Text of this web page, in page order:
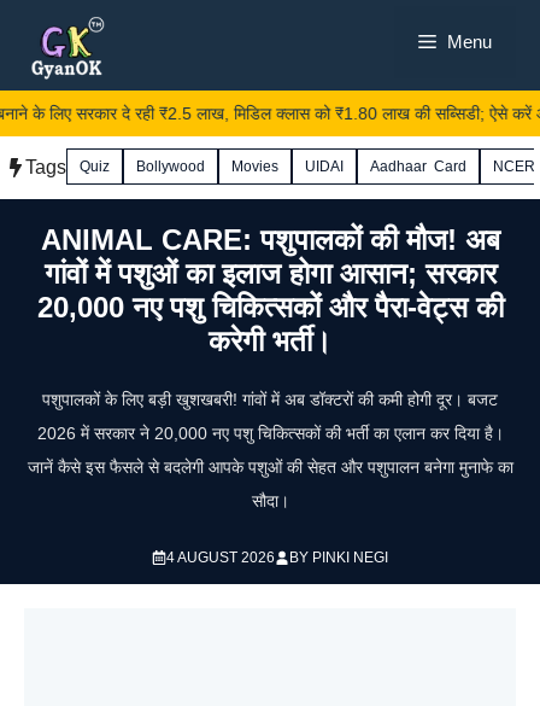
content
Menu
के लिए सरकार दे रही ₹2.5 लाख, मिडिल क्लास को ₹1.80 लाख की सब्सिडी; ऐसे करें
Tags Quiz Bollywood Movies UIDAI Aadhaar Card
ANIMAL CARE: पशुपालकों की मौज! अब
गांवों में पशुओं का इलाज होगा आसान; सरकार
20,000 नए पशु चिकित्सकों और पैरा-वेट्स की
करेगी भर्ती।
पशुपालकों के लिए बड़ी खुशखबरी! गांवों में अब डॉक्टरों की कमी होगी दूर। बजट
2026 में सरकार ने 20,000 नए पशु चिकित्सकों की भर्ती का एलान कर दिया है।
जानें कैसे इस फैसले से बदलेगी आपके पशुओं की सेहत और पशुपालन बनेगा मुनाफे का
सौदा।
4 AUGUST 2026 BY PINKI NEGI